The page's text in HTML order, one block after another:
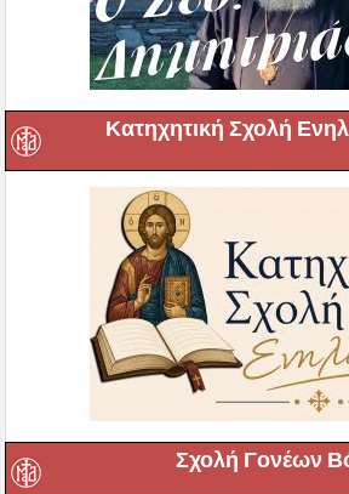
Κατηχητική Σχολή
Σχολή Γονέων